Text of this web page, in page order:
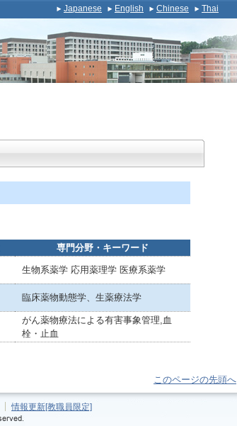
Japanese English Chinese Thai
専門分野・キーワード
生物系薬学 応用薬理学 医療系薬学
臨床薬物動態学、生薬療法学
がん薬物療法による有害事象管理,血
栓・止血
このページの先頭へ
情報更新[教職員限定]